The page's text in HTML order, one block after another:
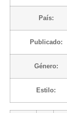
País:
Publicado:
Género:
Estilo: